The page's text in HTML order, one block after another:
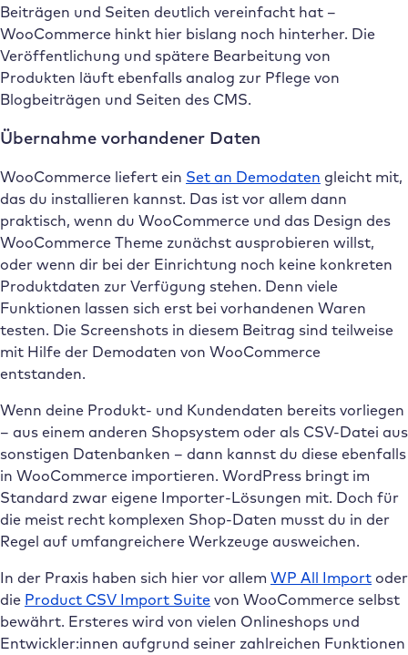
Beiträgen und Seiten deutlich vereinfacht hat –
WooCommerce hinkt hier bislang noch hinterher. Die
Veröffentlichung und spätere Bearbeitung von
Produkten läuft ebenfalls analog zur Pflege von
Blogbeiträgen und Seiten des CMS.
Übernahme vorhandener Daten
WooCommerce liefert ein Set an Demodaten gleicht mit,
das du installieren kannst. Das ist vor allem dann
praktisch, wenn du WooCommerce und das Design des
WooCommerce Theme zunächst ausprobieren willst,
oder wenn dir bei der Einrichtung noch keine konkreten
Produktdaten zur Verfügung stehen. Denn viele
Funktionen lassen sich erst bei vorhandenen Waren
testen. Die Screenshots in diesem Beitrag sind teilweise
mit Hilfe der Demodaten von WooCommerce
entstanden.
Wenn deine Produkt- und Kundendaten bereits vorliegen
– aus einem anderen Shopsystem oder als CSV-Datei aus
sonstigen Datenbanken – dann kannst du diese ebenfalls
in WooCommerce importieren. WordPress bringt im
Standard zwar eigene Importer-Lösungen mit. Doch für
die meist recht komplexen Shop-Daten musst du in der
Regel auf umfangreichere Werkzeuge ausweichen.
In der Praxis haben sich hier vor allem WP All Import oder
die Product CSV Import Suite von WooCommerce selbst
bewährt. Ersteres wird von vielen Onlineshops und
Entwickler:innen aufgrund seiner zahlreichen Funktionen